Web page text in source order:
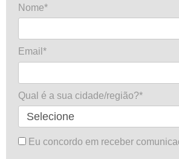
Nome*
Email*
Qual é a sua cidade/região?*
Eu concordo em receber